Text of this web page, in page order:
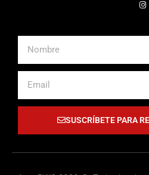
SUSCRÍBETE PARA